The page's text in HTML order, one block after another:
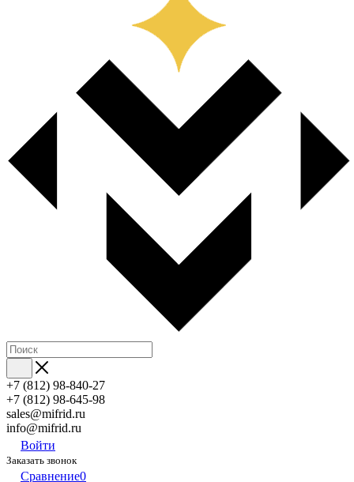
+7 (812) 98-840-27
+7 (812) 98-645-98
sales@mifrid.ru
info@mifrid.ru
Войти
Заказать звонок
Сравнение0